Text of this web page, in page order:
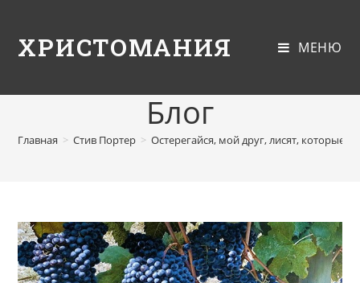
ХРИСТОМАНИЯ МЕНЮ
Блог
Главная > Стив Портер > Остерегайся, мой друг, лисят, которые